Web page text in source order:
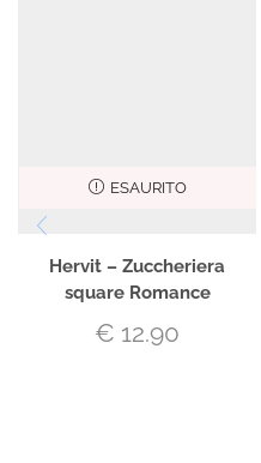
ESAURITO
Hervit – Zuccheriera
square Romance
€ 12.90